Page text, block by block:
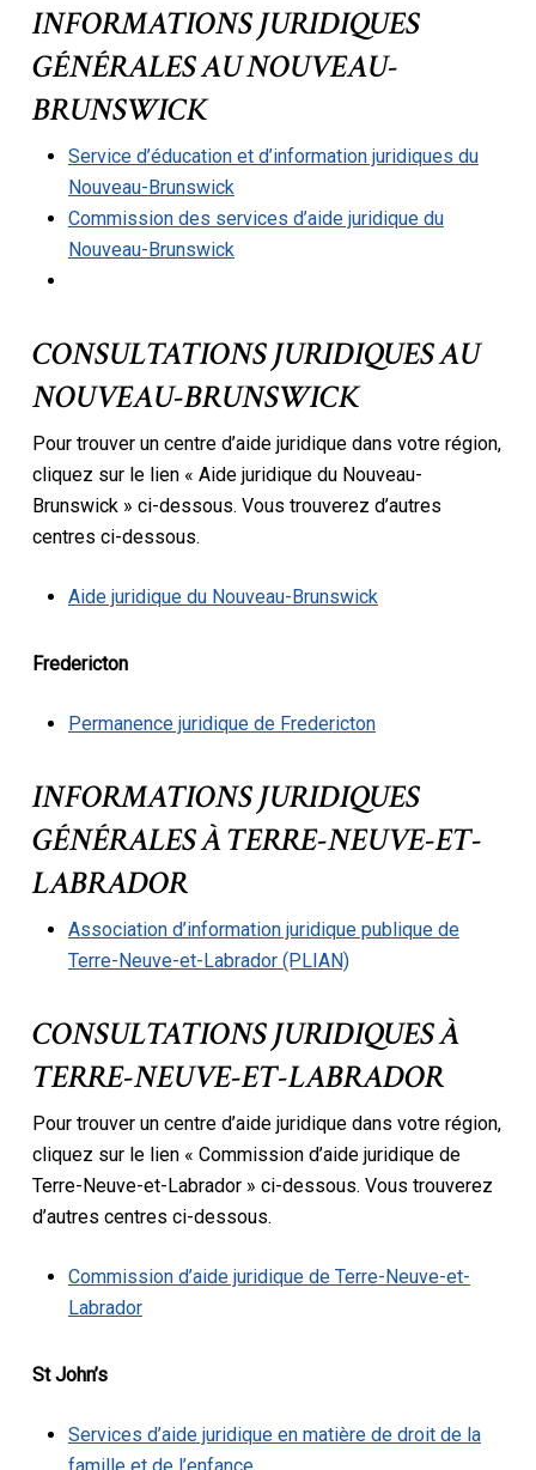
INFORMATIONS JURIDIQUES
GÉNÉRALES AU NOUVEAU-
BRUNSWICK
Service d’éducation et d’information juridiques du
Nouveau-Brunswick
Commission des services d’aide juridique du
Nouveau-Brunswick
CONSULTATIONS JURIDIQUES AU
NOUVEAU-BRUNSWICK
Pour trouver un centre d’aide juridique dans votre région,
cliquez sur le lien « Aide juridique du Nouveau-
Brunswick » ci-dessous. Vous trouverez d’autres
centres ci-dessous.
Aide juridique du Nouveau-Brunswick
Fredericton
Permanence juridique de Fredericton
INFORMATIONS JURIDIQUES
GÉNÉRALES À TERRE-NEUVE-ET-
LABRADOR
Association d’information juridique publique de
Terre-Neuve-et-Labrador (PLIAN)
CONSULTATIONS JURIDIQUES À
TERRE-NEUVE-ET-LABRADOR
Pour trouver un centre d’aide juridique dans votre région,
cliquez sur le lien « Commission d’aide juridique de
Terre-Neuve-et-Labrador » ci-dessous. Vous trouverez
d’autres centres ci-dessous.
Commission d’aide juridique de Terre-Neuve-et-
Labrador
St John’s
Services d’aide juridique en matière de droit de la